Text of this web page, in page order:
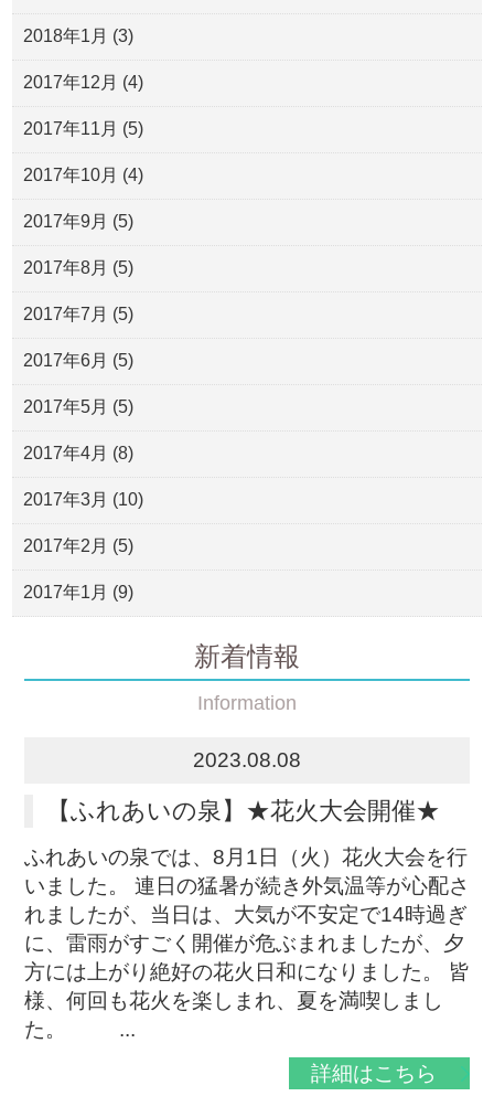
2018年1月 (3)
2017年12月 (4)
2017年11月 (5)
2017年10月 (4)
2017年9月 (5)
2017年8月 (5)
2017年7月 (5)
2017年6月 (5)
2017年5月 (5)
2017年4月 (8)
2017年3月 (10)
2017年2月 (5)
2017年1月 (9)
新着情報
Information
2023.08.08
【ふれあいの泉】★花火大会開催★
ふれあいの泉では、8月1日（火）花火大会を行
いました。 連日の猛暑が続き外気温等が心配さ
れましたが、当日は、大気が不安定で14時過ぎ
に、雷雨がすごく開催が危ぶまれましたが、夕
方には上がり絶好の花火日和になりました。 皆
様、何回も花火を楽しまれ、夏を満喫しまし
た。 ...
詳細はこちら